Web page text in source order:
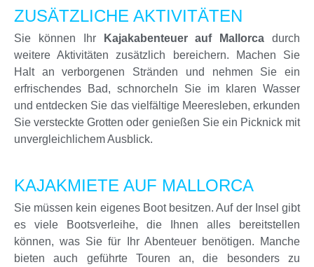
ZUSÄTZLICHE AKTIVITÄTEN
Sie können Ihr Kajakabenteuer auf Mallorca durch
weitere Aktivitäten zusätzlich bereichern. Machen Sie
Halt an verborgenen Stränden und nehmen Sie ein
erfrischendes Bad, schnorcheln Sie im klaren Wasser
und entdecken Sie das vielfältige Meeresleben, erkunden
Sie versteckte Grotten oder genießen Sie ein Picknick mit
unvergleichlichem Ausblick.
KAJAKMIETE AUF MALLORCA
Sie müssen kein eigenes Boot besitzen. Auf der Insel gibt
es viele Bootsverleihe, die Ihnen alles bereitstellen
können, was Sie für Ihr Abenteuer benötigen. Manche
bieten auch geführte Touren an, die besonders zu